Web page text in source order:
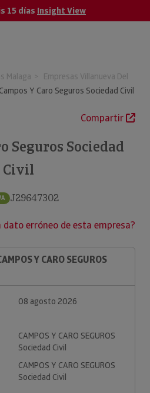
15 días Insight View
Malaga
Empresas Villanueva Del
Y Caro Seguros Sociedad Civil
Compartir
Seguros Sociedad
Civil
J29647302
erróneo de esta empresa?
Y CARO SEGUROS
08 agosto 2026
CAMPOS Y CARO SEGUROS
Sociedad Civil
CAMPOS Y CARO SEGUROS
Sociedad Civil